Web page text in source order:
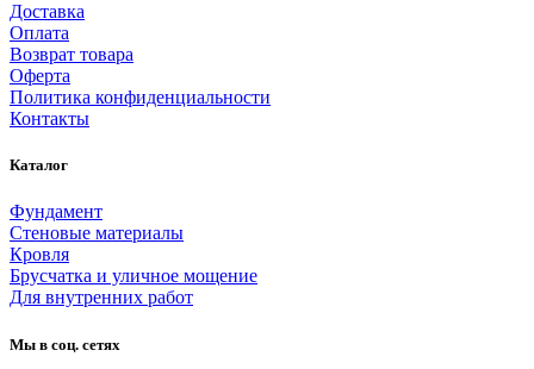
Доставка
Оплата
Возврат товара
Оферта
Политика конфиденциальности
Контакты
Каталог
Фундамент
Стеновые материалы
Кровля
Брусчатка и уличное мощение
Для внутренних работ
Мы в соц. сетях